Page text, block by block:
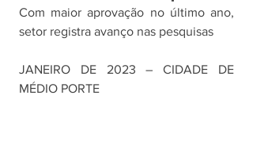
Com maior aprovação no último ano,
setor registra avanço nas pesquisas
JANEIRO DE 2023 – CIDADE DE
MÉDIO PORTE